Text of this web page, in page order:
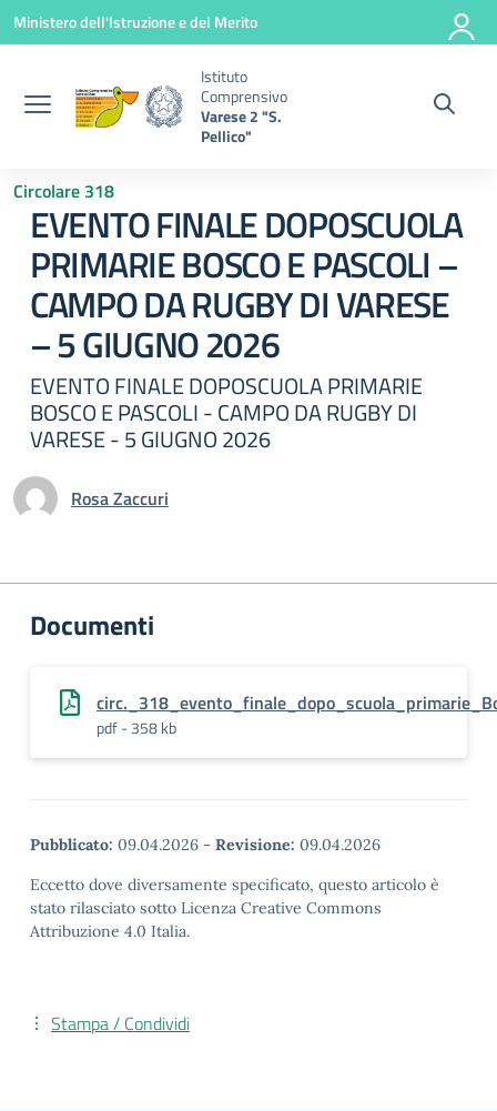
Vai ai contenuti
Vai al menu di navigazione
Vai al footer
Ministero dell'Istruzione e del Merito
Istituto
Comprensivo
Varese 2 "S.
Pellico"
Circolare 318
EVENTO FINALE DOPOSCUOLA
PRIMARIE BOSCO E PASCOLI –
CAMPO DA RUGBY DI VARESE
– 5 GIUGNO 2026
EVENTO FINALE DOPOSCUOLA PRIMARIE
BOSCO E PASCOLI - CAMPO DA RUGBY DI
VARESE - 5 GIUGNO 2026
Rosa Zaccuri
Documenti
pdf - 358 kb
Pubblicato: 09.04.2026 - Revisione: 09.04.2026
Eccetto dove diversamente specificato, questo articolo è
stato rilasciato sotto Licenza Creative Commons
Attribuzione 4.0 Italia.
Stampa / Condividi